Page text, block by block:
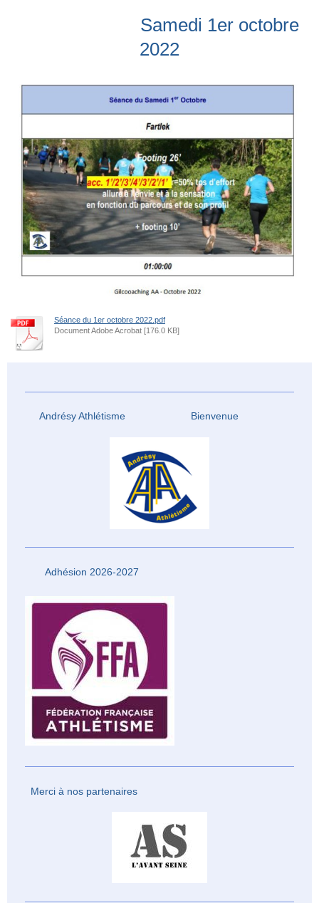
Samedi 1er octobre
2022
Séance du 1er octobre 2022.pdf
Document Adobe Acrobat [176.0 KB]
Andrésy Athlétisme Bienvenue
Adhésion 2026-2027
Merci à nos partenaires